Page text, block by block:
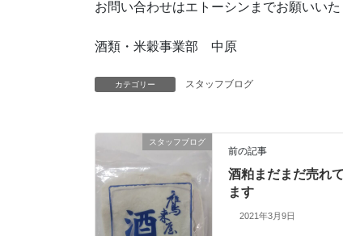
お問い合わせはエトーシンまでお願いいた
酒類・米穀事業部 中原
カテゴリー スタッフブログ
スタッフブログ
前の記事
酒粕まだまだ売れ
ます
2021年3月9日